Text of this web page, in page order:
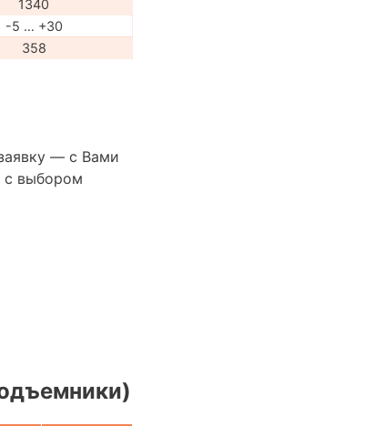
1340
-5 … +30
358
— с Вами
с выбором